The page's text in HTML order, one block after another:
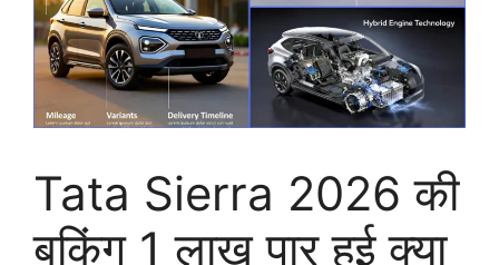
Tata Sierra 2026 की
बुकिंग 1 लाख पार हुई क्या